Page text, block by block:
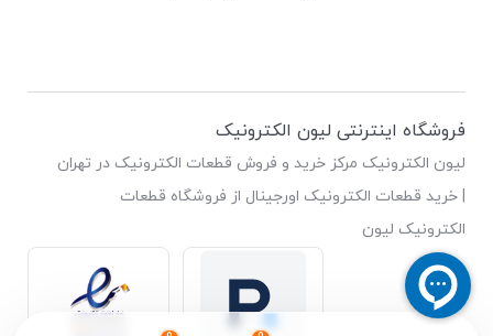
فروشگاه اینترنتی لیون الکترونیک
لیون الکترونیک مرکز خرید و فروش قطعات الکترونیک در تهران
| خرید قطعات الکترونیک اورجینال از فروشگاه قطعات
الکترونیک لیون